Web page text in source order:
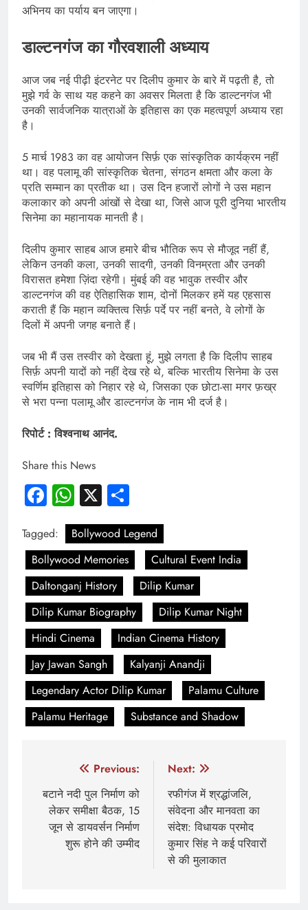
अभिनय का पर्याय बन जाएगा।
डाल्टनगंज का गौरवशाली अध्याय
आज जब नई पीढ़ी इंटरनेट पर दिलीप कुमार के बारे में पढ़ती है, तो
मुझे गर्व के साथ यह कहने का अवसर मिलता है कि डाल्टनगंज भी
उनकी सार्वजनिक यात्राओं के इतिहास का एक महत्वपूर्ण अध्याय रहा
है।
5 मार्च 1983 का वह आयोजन सिर्फ़ एक सांस्कृतिक कार्यक्रम नहीं
था। वह पलामू की सांस्कृतिक चेतना, संगठन क्षमता और कला के
प्रति सम्मान का प्रतीक था। उस दिन हजारों लोगों ने उस महान
कलाकार को अपनी आंखों से देखा था, जिसे आज पूरी दुनिया भारतीय
सिनेमा का महानायक मानती है।
दिलीप कुमार साहब आज हमारे बीच भौतिक रूप से मौजूद नहीं हैं,
लेकिन उनकी कला, उनकी सादगी, उनकी विनम्रता और उनकी
विरासत हमेशा ज़िंदा रहेगी। मुंबई की वह भावुक तस्वीर और
डाल्टनगंज की वह ऐतिहासिक शाम, दोनों मिलकर हमें यह एहसास
कराती हैं कि महान व्यक्तित्व सिर्फ़ पर्दे पर नहीं बनते, वे लोगों के
दिलों में अपनी जगह बनाते हैं।
जब भी मैं उस तस्वीर को देखता हूं, मुझे लगता है कि दिलीप साहब
सिर्फ़ अपनी यादों को नहीं देख रहे थे, बल्कि भारतीय सिनेमा के उस
स्वर्णिम इतिहास को निहार रहे थे, जिसका एक छोटा-सा मगर फ़ख्र
से भरा पन्ना पलामू और डाल्टनगंज के नाम भी दर्ज है।
रिपोर्ट : विश्वनाथ आनंद.
Share this News
Facebook
WhatsApp
X
Tagged:
Bollywood Legend
Bollywood Memories
Cultural Event India
Daltonganj History
Dilip Kumar
Dilip Kumar Biography
Dilip Kumar Night
Hindi Cinema
Indian Cinema History
Jay Jawan Sangh
Kalyanji Anandji
Legendary Actor Dilip Kumar
Palamu Culture
Palamu Heritage
Substance and Shadow
navigation
Previous:
बटाने नदी पुल निर्माण को
लेकर समीक्षा बैठक, 15
जून से डायवर्सन निर्माण
शुरू होने की उम्मीद
Next:
रफीगंज में श्रद्धांजलि,
संवेदना और मानवता का
संदेश: विधायक प्रमोद
कुमार सिंह ने कई परिवारों
से की मुलाकात